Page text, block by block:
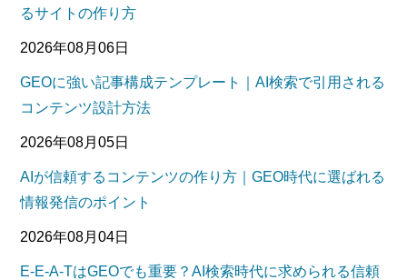
るサイトの作り方
2026年08月06日
GEOに強い記事構成テンプレート｜AI検索で引用される
コンテンツ設計方法
2026年08月05日
AIが信頼するコンテンツの作り方｜GEO時代に選ばれる
情報発信のポイント
2026年08月04日
E-E-A-TはGEOでも重要？AI検索時代に求められる信頼